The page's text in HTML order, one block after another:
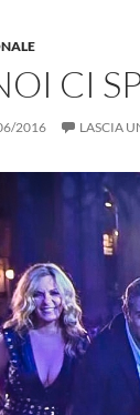
CI
2016 LASCIA